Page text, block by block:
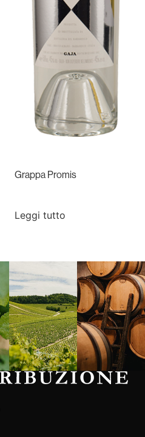
Grappa Promis
Leggi tutto
Borgogna,
Francia
Instagram